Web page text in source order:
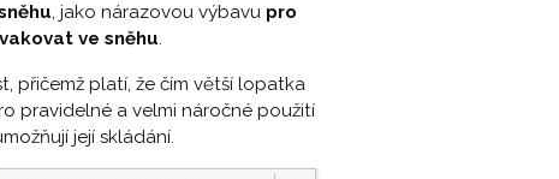
, jako nárazovou výbavu pro
ve sněhu.
přičemž platí, že čím větší lopatka
pravidelné a velmi náročné použití
její skládání.